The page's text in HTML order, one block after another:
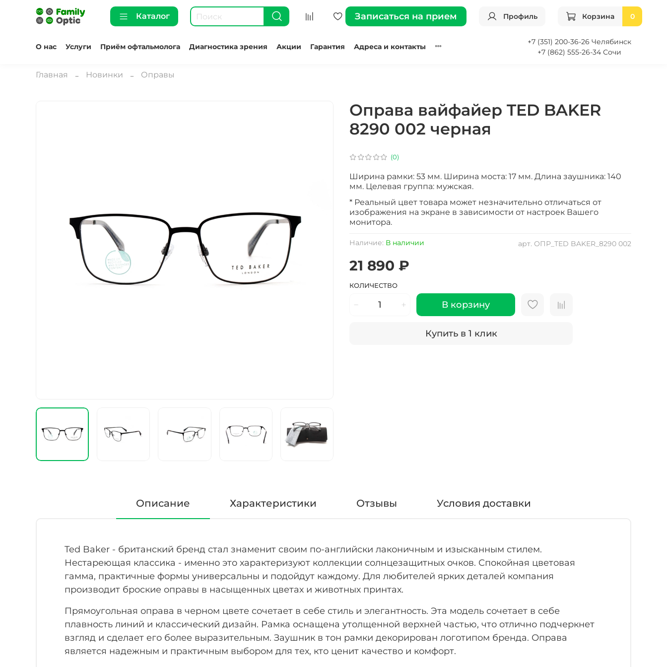
Каталог Записаться на прием Профиль Корзина 0
О нас Услуги Приём офтальмолога Диагностика зрения Акции Гарантия Адреса и контакты
+7 (351) 200-36-26 Челябинск
+7 (862) 555-26-34 Сочи
Главная Новинки Оправы
(0)
арт. ОПР_TED BAKER_8290 002
Наличие: В наличии
Оправа вайфайер TED BAKER
8290 002 черная
21 890 ₽
КОЛИЧЕСТВО
В корзину
Купить в 1 клик
Ширина рамки: 53 мм. Ширина моста: 17 мм. Длина заушника: 140
мм. Целевая группа: мужская.
* Реальный цвет товара может незначительно отличаться от
изображения на экране в зависимости от настроек Вашего
монитора.
Описание Характеристики Отзывы Условия доставки
Ted Baker - британский бренд стал знаменит своим по-английски лаконичным и изысканным стилем.
Нестареющая классика - именно это характеризуют коллекции солнцезащитных очков. Спокойная цветовая
гамма, практичные формы универсальны и подойдут каждому. Для любителей ярких деталей компания
производит броские оправы в насыщенных цветах и животных принтах.
Прямоугольная оправа в черном цвете сочетает в себе стиль и элегантность. Эта модель сочетает в себе
плавность линий и классический дизайн. Рамка оснащена утолщенной верхней частью, что отлично подчеркнет
взгляд и сделает его более выразительным. Заушник в тон рамки декорирован логотипом бренда. Оправа
является надежным и практичным выбором для тех, кто ценит качество и комфорт.